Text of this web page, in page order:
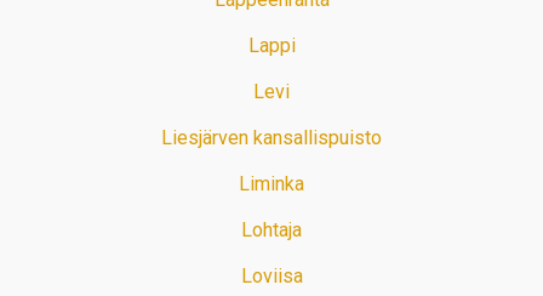
Lappi
Levi
Liesjärven kansallispuisto
Liminka
Lohtaja
Loviisa